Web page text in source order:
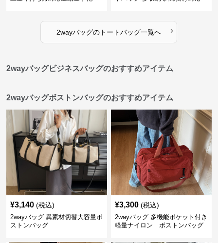
2wayバッグの トートバッグ一覧へ ›
2wayバッグビジネスバッグのおすすめアイテム
2wayバッグボストンバッグのおすすめアイテム
¥3,140 (税込)
2wayバッグ 異素材切替大容量ボ
ストンバッグ
¥3,300 (税込)
2wayバッグ 多機能ポケット付き
軽量ナイロン ボストンバッグ